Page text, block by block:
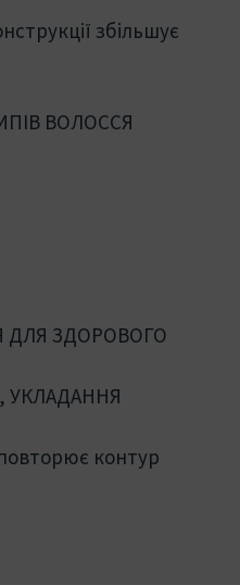
збільшує
ВОЛОССЯ
ДЛЯ ЗДОРОВОГО
УКЛАДАННЯ
контур